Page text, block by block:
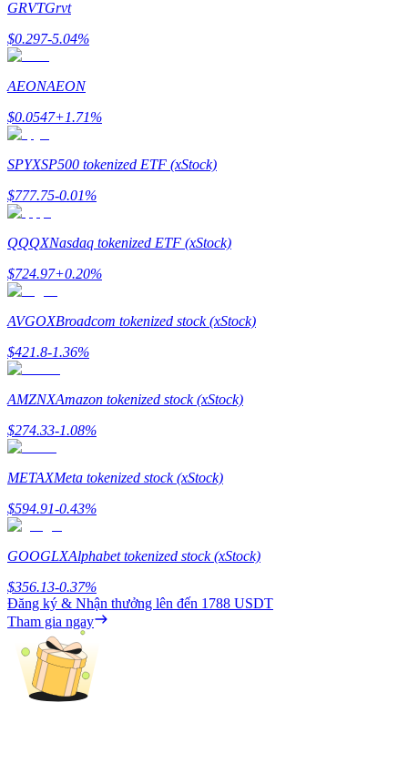
BTC Welcome Rewards
Exclusive for BitMart Users
Register & Trade to Win 500,000 USDT
GRVTGrvt
$0.297-5.04%
AEONAEON
$0.0547+1.71%
SPYXSP500 tokenized ETF (xStock)
$777.75-0.01%
QQQXNasdaq tokenized ETF (xStock)
$724.97+0.20%
AVGOXBroadcom tokenized stock (xStock)
$421.8-1.36%
AMZNXAmazon tokenized stock (xStock)
$274.33-1.08%
METAXMeta tokenized stock (xStock)
$594.91-0.43%
GOOGLXAlphabet tokenized stock (xStock)
$356.13-0.37%
Đăng ký & Nhận thưởng lên đến 1788 USDT
Tham gia ngay